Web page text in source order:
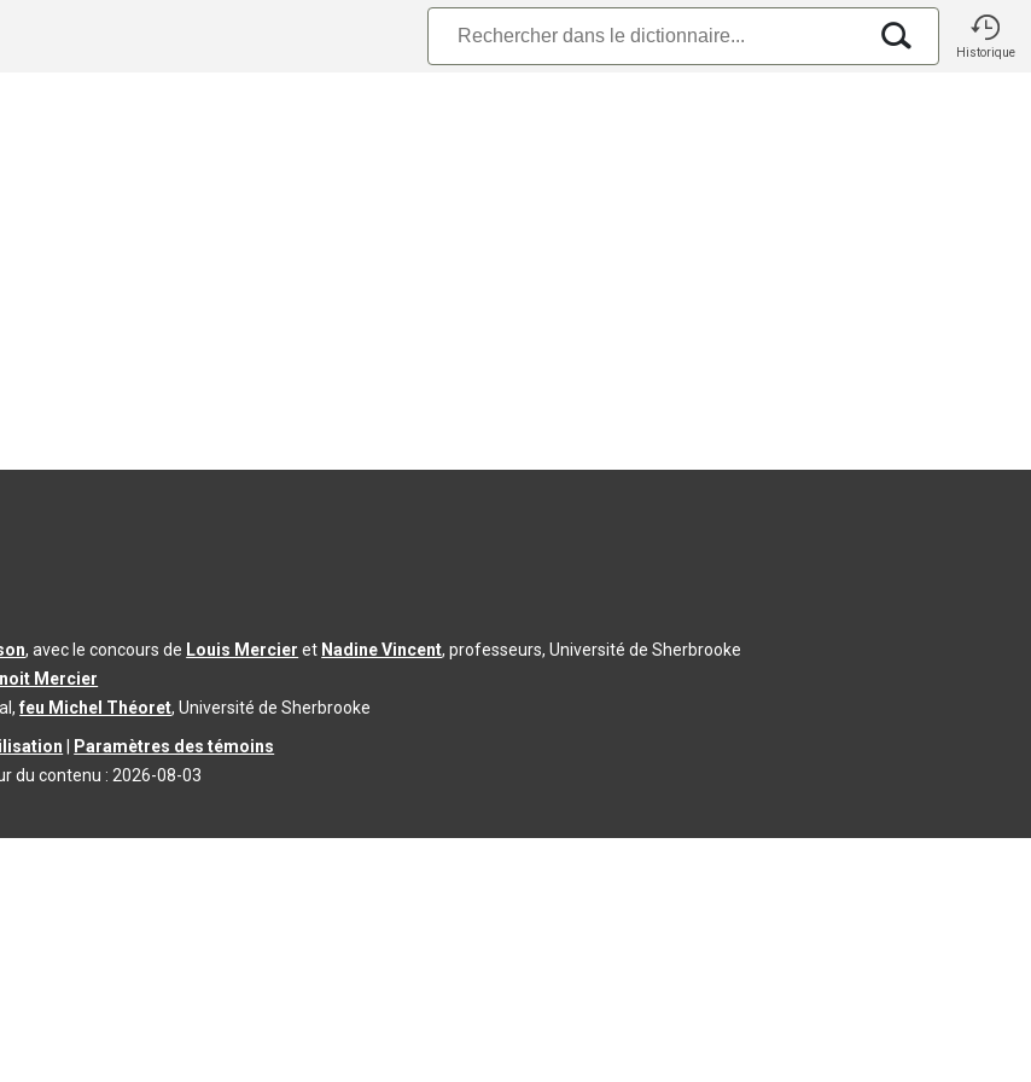
Historique
, avec le concours de Louis Mercier et Nadine Vincent, professeurs, Université de Sherbrooke
Mercier
feu Michel Théoret, Université de Sherbrooke
Paramètres des témoins
du contenu : 2026-08-03